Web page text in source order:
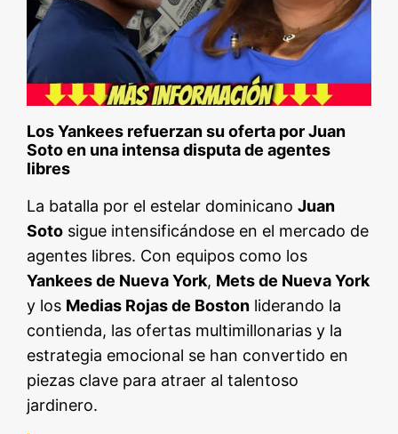
Los Yankees refuerzan su oferta por Juan
Soto en una intensa disputa de agentes
libres
La batalla por el estelar dominicanoJuan
Soto sigue intensificándose en el mercado de
agentes libres. Con equipos como los
Yankees de Nueva York, Mets de Nueva York
y los Medias Rojas de Boston liderando la
contienda, las ofertas multimillonarias y la
estrategia emocional se han convertido en
piezas clave para atraer al talentoso
jardinero.